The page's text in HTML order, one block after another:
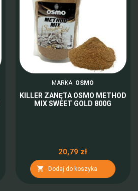
MARKA: OSMO
KILLER ZANĘTA OSMO METHOD
MIX SWEET GOLD 800G
20,79 zł
 Dodaj do koszyka